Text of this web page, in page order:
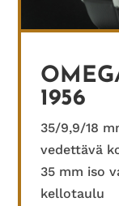
1956
35/9,9/18
vedettävä
35 mm iso
kellotaulu